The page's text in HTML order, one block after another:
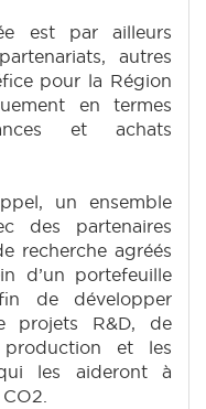
est par ailleurs
autres
pour la Région
en termes
et achats
un ensemble
des partenaires
recherche agréés
d’un portefeuille
de développer
projets R&D, de
et les
les aideront à